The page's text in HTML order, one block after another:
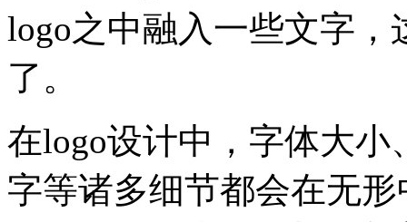
logo之中融入一些文字
了。
在logo设计中，字体大
字等诸多细节都会在无